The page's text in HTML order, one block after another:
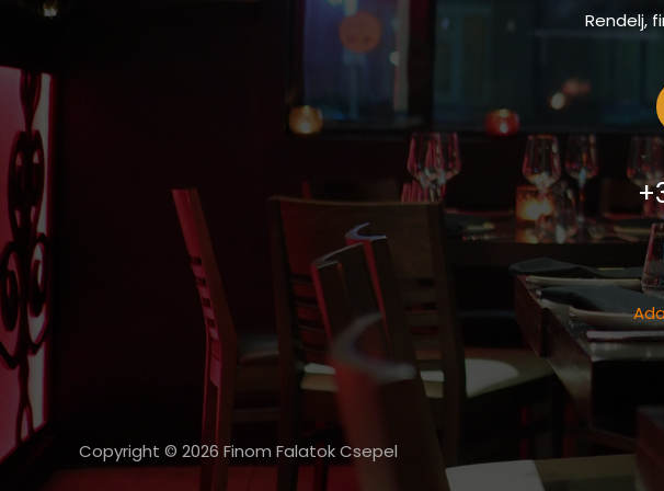
Rendelj,
Copyright © 2026 Finom Falatok Csepel